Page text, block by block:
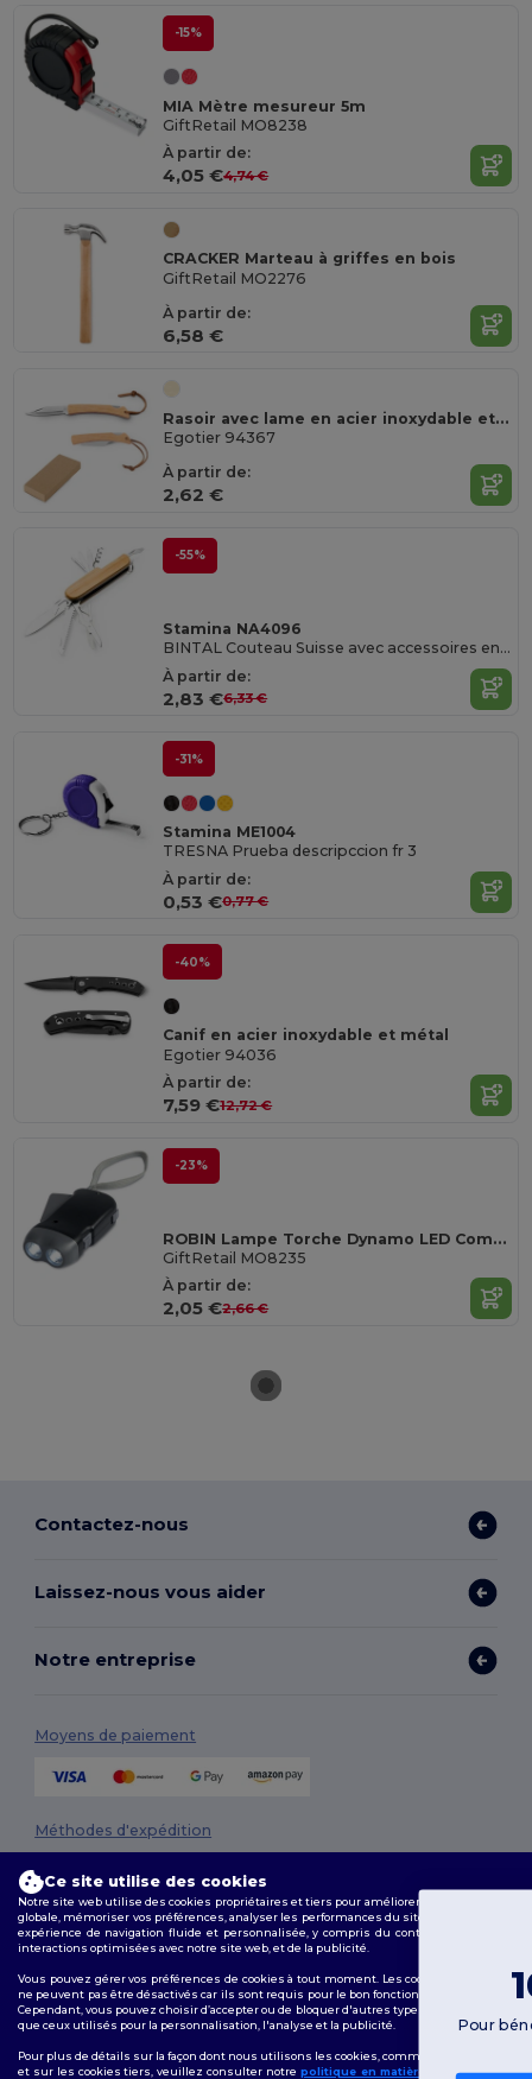
-15%
MIA Mètre mesureur 5m
GiftRetail MO8238
À partir de:
4,05 €4,74 €
CRACKER Marteau à griffes en bois
GiftRetail MO2276
À partir de:
6,58 €
Rasoir avec lame en acier inoxydable et manche en bambou
Egotier 94367
À partir de:
2,62 €
-55%
Stamina NA4096
BINTAL Couteau Suisse avec accessoires en acier inoxydable et corps en bambou
À partir de:
2,83 €6,33 €
-31%
Stamina ME1004
TRESNA Prueba descripccion fr 3
À partir de:
0,53 €0,77 €
-40%
Canif en acier inoxydable et métal
Egotier 94036
À partir de:
7,59 €12,72 €
-23%
ROBIN Lampe Torche Dynamo LED Compacte et Pratique
GiftRetail MO8235
À partir de:
2,05 €2,66 €
Contactez-nous
Laissez-nous vous aider
Notre entreprise
Moyens de paiement
Méthodes d'expédition
Suivez-nous
Ce site utilise des cookies
Notre site web utilise des cookies propriétaires et tiers pour améliorer la fonctionnalité
globale, mémoriser vos préférences, analyser les performances du site et garantir une
expérience de navigation fluide et personnalisée, y compris du contenu adapté, des
interactions optimisées avec notre site web, et de la publicité.
Vous pouvez gérer vos préférences de cookies à tout moment. Les cookies essentiels
ne peuvent pas être désactivés car ils sont requis pour le bon fonctionnement du site.
Cependant, vous pouvez choisir d’accepter ou de bloquer d'autres types de cookies, tels
que ceux utilisés pour la personnalisation, l'analyse et la publicité.
Pour plus de détails sur la façon dont nous utilisons les cookies, comment les contrôler
et sur les cookies tiers, veuillez consulter notre politique en matière de cookieset
Vous avez
10 € de remise !
Pour bénéficier de votre remise, dites-nous : pour qui